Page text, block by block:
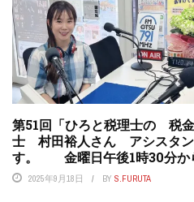
第51回「ひろと税理士の 税
士 村田裕人さん アシスタン
す。 金曜日午後1時30分か
2025年9月18日 BY S.FURUTA